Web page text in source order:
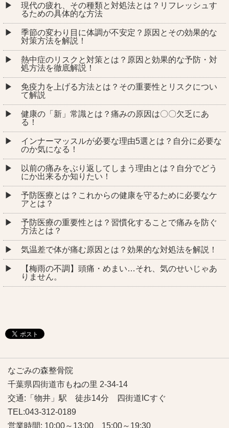
現代の疲れ、その種類と対処法とは？リフレッシュす
るための具体的な方法
季節の変わり目に体調が不安定？原因とその効果的な
対策方法を解説！
熱中症のリスクと対策とは？原因と効果的な予防・対
処方法を徹底解説！
免疫力を上げる方法とは？その重要性とリスクについ
て解説
健康の「新」常識とは？痛みの原因は〇〇欠乏にあ
る！
インナーマッスルが必要な理由5選とは？自分に必要な
のか気になる！
以前の痛みをぶり返してしまう理由とは？自分でどう
にか出来るか知りたい！
予防医療とは？これからの健康を守るために必要なケ
アとは？
予防医療の重要性とは？習慣化することで痛みを防ぐ
方法とは？
気温差で体が痛む原因とは？効果的な対処法を解説！
【梅雨の不調】頭痛・めまい…それ、気のせいじゃあ
りません。
なごみの森整骨院
千葉県四街道市もねの里 2-34-14
交通:「物井」駅 徒歩14分 四街道ICすぐ
TEL:043-312-0189
営業時間: 10:00～13:00、15:00～19:30